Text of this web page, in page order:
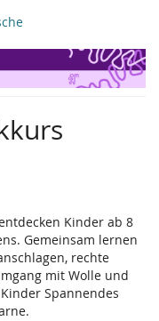
Kinder ab 8
Gemeinsam lernen
rechte
mit Wolle und
Spannendes